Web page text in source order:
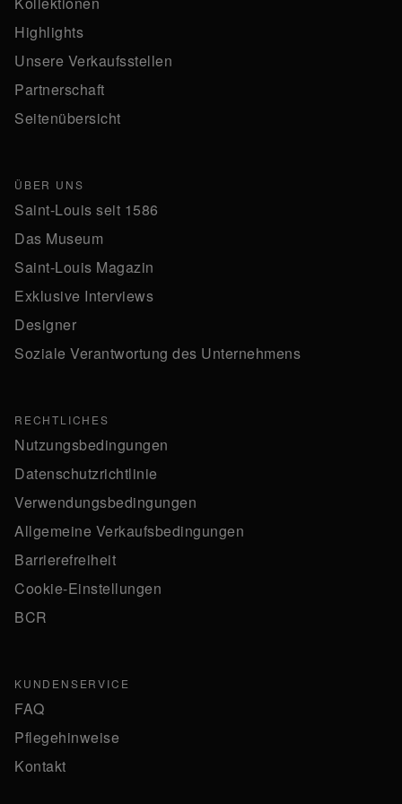
Highlights
Unsere Verkaufsstellen
Partnerschaft
Seitenübersicht
ÜBER UNS
Saint-Louis seit 1586
Das Museum
Saint-Louis Magazin
Exklusive Interviews
Designer
Soziale Verantwortung des Unternehmens
RECHTLICHES
Nutzungsbedingungen
Datenschutzrichtlinie
Verwendungsbedingungen
Allgemeine Verkaufsbedingungen
Barrierefreiheit
Cookie-Einstellungen
BCR
KUNDENSERVICE
FAQ
Pflegehinweise
Kontakt